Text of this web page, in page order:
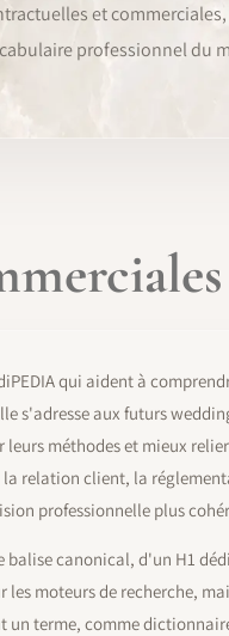
et
professionnel du
qui aident à
s'adresse aux futurs
méthodes et mieux
relation client, la
professionnelle plus
canonical, d'un H1
moteurs de recherche,
terme, comme